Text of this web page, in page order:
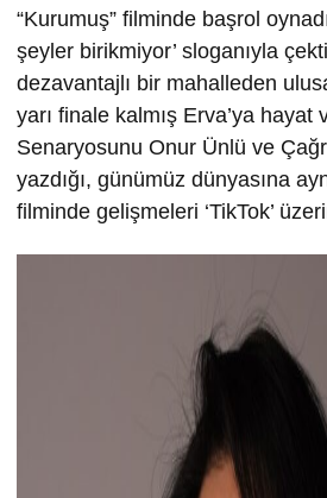
“Kurumuş” filminde başrol
şeyler birikmiyor’ sloganıyla
dezavantajlı bir mahalleden
yarı finale kalmış Erva’ya hayat
Senaryosunu Onur Ünlü ve
yazdığı, günümüz dünyasına
filminde gelişmeleri ‘TikTok’